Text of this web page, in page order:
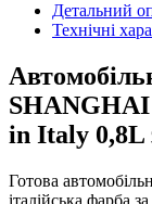
Детальний
Технічні
in Italy 0,8L
Готова
італійська фарба